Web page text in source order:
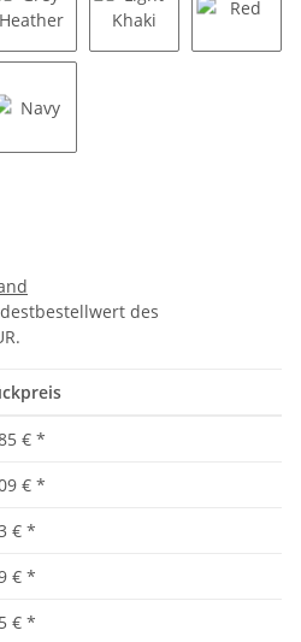
Grey Heather
des
€ *
€ *
€ *
€ *
€ *